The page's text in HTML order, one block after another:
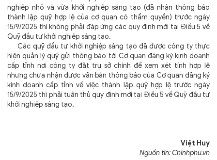
nghiệp nhỏ và vừa khởi nghiệp sáng tạo (đã nhận thông báo
thành lập quỹ hợp lệ của cơ quan có thẩm quyền) trước ngày
15/9/2025 thì không phải đáp ứng các quy định mới tại Điều 5 về
Quỹ đầu tư khởi nghiệp sáng tạo.
Các quỹ đầu tư khởi nghiệp sáng tạo đã được công ty thực
hiện quản lý quỹ gửi thông báo tới Cơ quan đăng ký kinh doanh
cấp tỉnh nơi công ty đặt trụ sở chính để xem xét tính hợp lệ
nhưng chưa nhận được văn bản thông báo của Cơ quan đăng ký
kinh doanh cấp tỉnh về việc thành lập quỹ hợp lệ trước ngày
15/9/2025 thì phải tuân thủ quy định mới tại Điều 5 về Quỹ đầu tư
khởi nghiệp sáng tạo.
Việt Huy
Nguồn tin: Chinhphu.vn